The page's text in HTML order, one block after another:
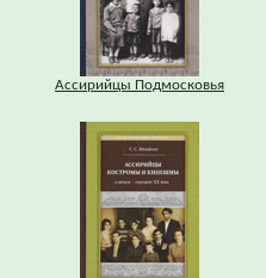
Ассирийцы Подмосковья